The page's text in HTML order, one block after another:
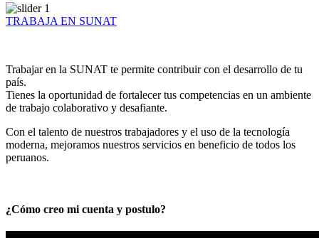
TRABAJA EN SUNAT
Trabajar en la SUNAT te permite contribuir con el desarrollo de tu
país.
Tienes la oportunidad de fortalecer tus competencias en un ambiente
de trabajo colaborativo y desafiante.
Con el talento de nuestros trabajadores y el uso de la tecnología
moderna, mejoramos nuestros servicios en beneficio de todos los
peruanos.
¿Cómo creo mi cuenta y postulo?